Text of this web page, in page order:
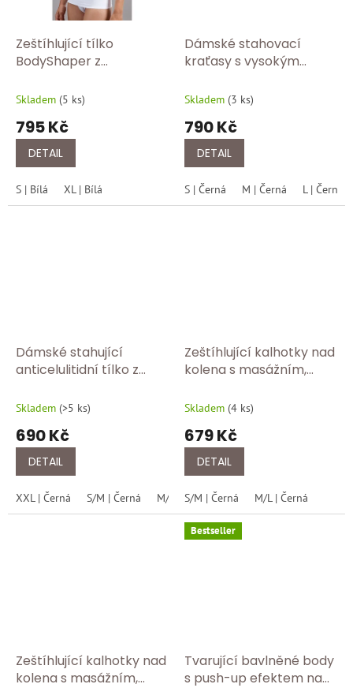
Zeštíhlující tílko
BodyShaper z
Skladem (5 ks)
795 Kč
DETAIL
S | Bílá XL | Bílá
Dámské stahovací
kraťasy s vysokým
04 černá
Skladem (3 ks)
790 Kč
DETAIL
S | Černá M | Černá L | Černá
Dámské stahující
anticelulitidní tílko z
efektem FC 342/černa
Skladem (>5 ks)
690 Kč
DETAIL
XXL | Černá S/M | Černá M/L | Černá L/XL | Černá
Zeštíhlující kalhotky nad
kolena s masážním,
push up efektem FC 312
Skladem (4 ks)
679 Kč
DETAIL
S/M | Černá M/L | Černá
Zeštíhlující kalhotky nad
kolena s masážním,
Bestseller
Tvarující bavlněné body
s push-up efektem na